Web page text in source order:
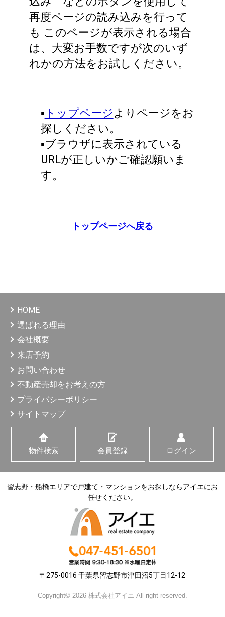
再度ページの読み込みを行って
も このページが表示される場合
は、大変お手数ですが次のいず
れかの方法をお試しください。
▪️ トップページよりページをお
探しください。
▪️ブラウザに表示されている
URLが正しいかご確認願いま
す。
トップページへ戻る
HOME
選ばれる理由
会社概要
来店予約
お問い合わせ
不動産売却をお考えの方
プライバシーポリシー
サイトマップ
物件検索 会員登録 ログイン
習志野・船橋エリアで戸建て・マンションをお探しならアイエにお
任せください。
〒275-0016 千葉県習志野市津田沼5丁目12-12
Copyright© 2026 株式会社アイエ All right reserved.